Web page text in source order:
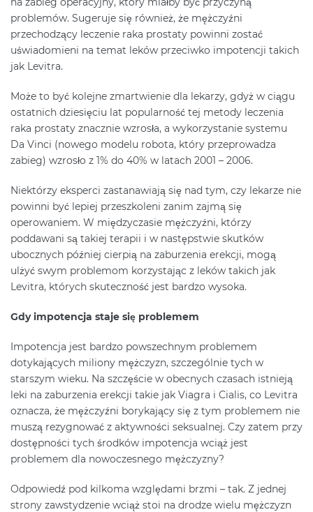
problemów. Sugeruje się również, że mężczyźni
przechodzący leczenie raka prostaty powinni zostać
uświadomieni na temat leków przeciwko impotencji takich
jak Levitra.
Może to być kolejne zmartwienie dla lekarzy, gdyż w ciągu
ostatnich dziesięciu lat popularność tej metody leczenia
raka prostaty znacznie wzrosła, a wykorzystanie systemu
Da Vinci (nowego modelu robota, który przeprowadza
zabieg) wzrosło z 1% do 40% w latach 2001 – 2006.
Niektórzy eksperci zastanawiają się nad tym, czy lekarze nie
powinni być lepiej przeszkoleni zanim zajmą się
operowaniem. W międzyczasie mężczyźni, którzy
poddawani są takiej terapii i w następstwie skutków
ubocznych później cierpią na zaburzenia erekcji, mogą
ulżyć swym problemom korzystając z leków takich jak
Levitra, których skuteczność jest bardzo wysoka.
Gdy impotencja staje się problemem
Impotencja jest bardzo powszechnym problemem
dotykających miliony mężczyzn, szczególnie tych w
starszym wieku. Na szczęście w obecnych czasach istnieją
leki na zaburzenia erekcji takie jak Viagra i Cialis, co Levitra
oznacza, że mężczyźni borykający się z tym problemem nie
muszą rezygnować z aktywności seksualnej. Czy zatem przy
dostępności tych środków impotencja wciąż jest
problemem dla nowoczesnego mężczyzny?
Odpowiedź pod kilkoma względami brzmi – tak. Z jednej
strony zawstydzenie wciąż stoi na drodze wielu mężczyzn